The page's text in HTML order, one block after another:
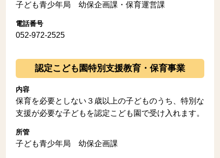
子ども青少年局 幼保企画課・保育運営課
電話番号
052-972-2525
認定こども園特別支援教育・保育事業
内容
保育を必要としない３歳以上の子どものうち、特別な
支援が必要な子どもを認定こども園で受け入れます。
所管
子ども青少年局 幼保企画課